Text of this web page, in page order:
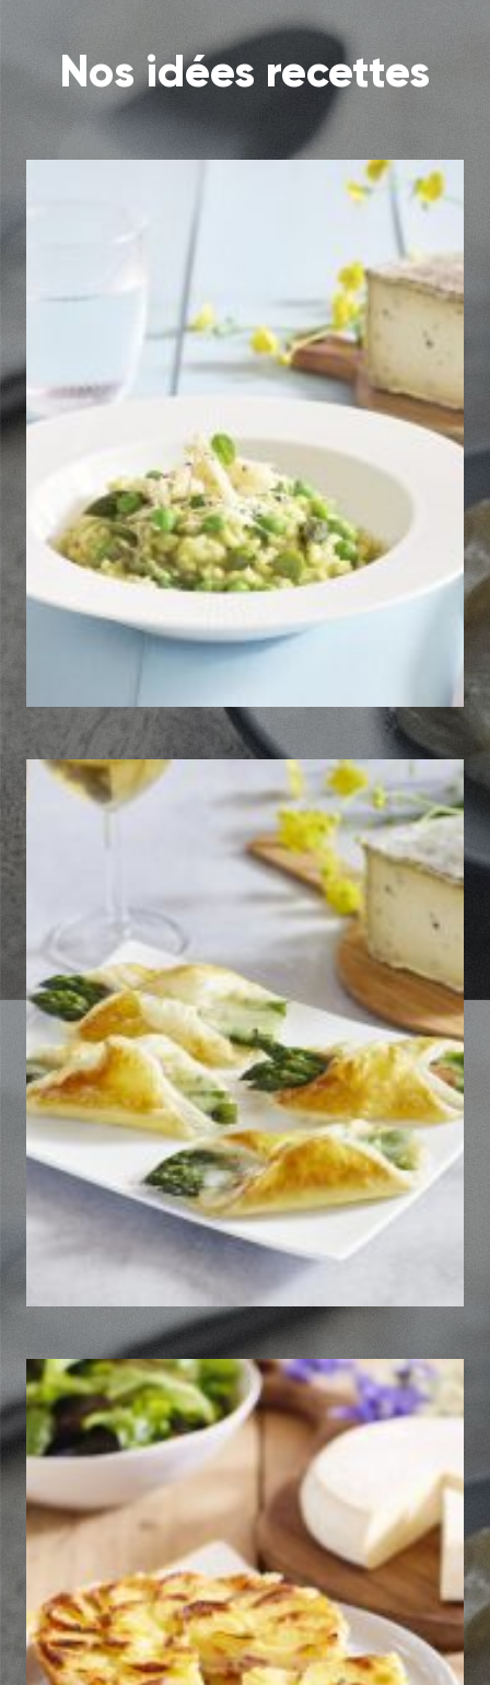
Nos idées recettes
Risotto vert de printemps
Feuilleté Asperge, jambon cru,
Tomme à la truffe
Découvrir la recette
Tartiflette revisitée façon
estivale
Découvrir la recette